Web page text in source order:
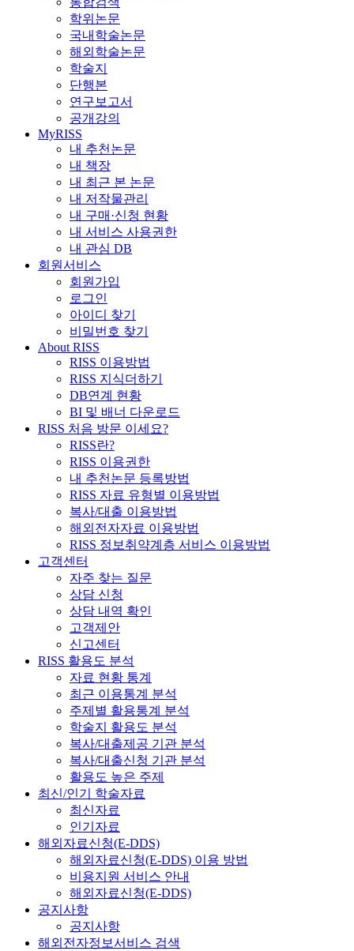
학위논문
국내학술논문
해외학술논문
학술지
단행본
연구보고서
공개강의
MyRISS
내 추천논문
내 책장
내 최근 본 논문
내 저작물관리
내 구매·신청 현황
내 서비스 사용권한
내 관심 DB
회원서비스
회원가입
로그인
아이디 찾기
비밀번호 찾기
About RISS
RISS 이용방법
RISS 지식더하기
DB연계 현황
BI 및 배너 다운로드
RISS 처음 방문 이세요?
RISS란?
RISS 이용권한
내 추천논문 등록방법
RISS 자료 유형별 이용방법
복사/대출 이용방법
해외전자자료 이용방법
RISS 정보취약계층 서비스 이용방법
고객센터
자주 찾는 질문
상담 신청
상담 내역 확인
고객제안
신고센터
RISS 활용도 분석
자료 현황 통계
최근 이용통계 분석
주제별 활용통계 분석
학술지 활용도 분석
복사/대출제공 기관 분석
복사/대출신청 기관 분석
활용도 높은 주제
최신/인기 학술자료
최신자료
인기자료
해외자료신청(E-DDS)
해외자료신청(E-DDS) 이용 방법
비용지원 서비스 안내
해외자료신청(E-DDS)
공지사항
공지사항
해외전자정보서비스 검색